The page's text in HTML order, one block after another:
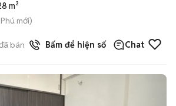
m²
mới)
bán Bấm để hiện số Chat